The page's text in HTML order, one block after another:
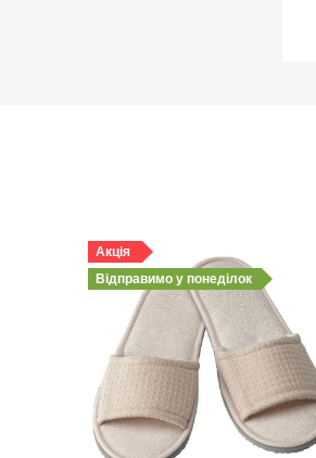
Акція
Відправимо у понеділок